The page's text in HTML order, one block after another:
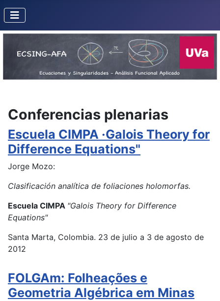
Conferencias plenarias
Escuela CIMPA ·Galois Theory for
Difference Equations"
Jorge Mozo:
Clasificación analítica de foliaciones holomorfas.
Escuela CIMPA "Galois Theory for Difference
Equations"
Santa Marta, Colombia. 23 de julio a 3 de agosto de
2012
FOLGAm: Folheações e
Geometria Algébrica em Minas